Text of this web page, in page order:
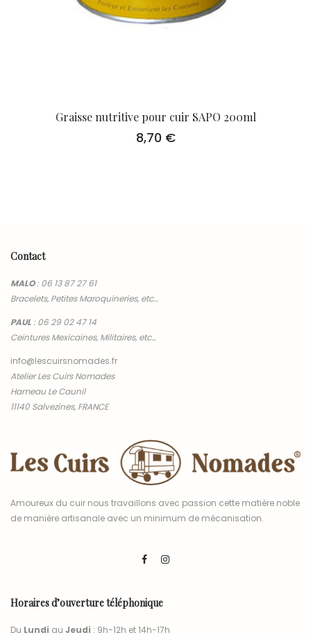
Graisse nutritive pour cuir SAPO 200ml
8,70 €
Contact
MALO:06 13 87 27 61
Bracelets, Petites Maroquineries, etc…
PAUL:06 29 02 47 14
Ceintures Mexicaines, Militaires, etc…
info@lescuirsnomades.fr
Atelier Les Cuirs Nomades
Hameau Le Caunil
11140 Salvezines, FRANCE
Amoureux du cuir nous travaillons avec passion cette matière noble
de manière artisanale avec un minimum de mécanisation.
Horaires d’ouverture téléphonique
Du Lundi au Jeudi : 9h-12h et 14h-17h